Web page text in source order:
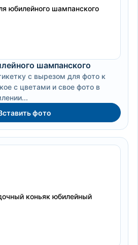
шампанского
с вырезом для фото к
с цветами и свое фото в
фото